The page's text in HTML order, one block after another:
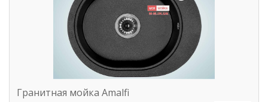
Гранитная мойка Amalfi